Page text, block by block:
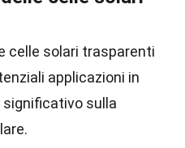
celle solari trasparenti
applicazioni in
sulla